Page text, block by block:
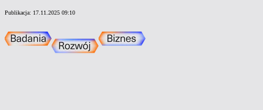
Publikacja: 17.11.2025 09:10